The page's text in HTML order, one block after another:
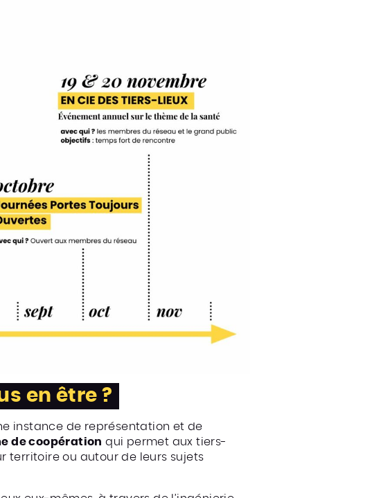
en être ?
instance de représentation et de
de coopération qui permet aux tiers-
territoire ou autour de leurs sujets